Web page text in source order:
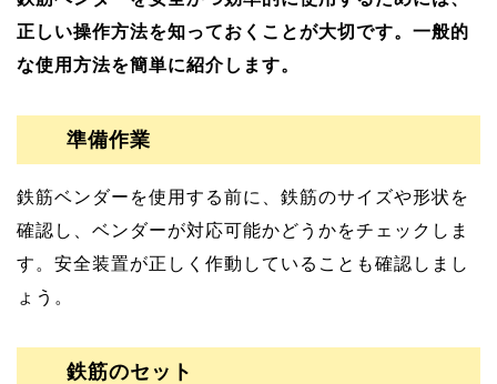
正しい操作方法を知っておくことが大切です。一般的
な使用方法を簡単に紹介します。
準備作業
鉄筋ベンダーを使用する前に、鉄筋のサイズや形状を
確認し、ベンダーが対応可能かどうかをチェックしま
す。安全装置が正しく作動していることも確認しまし
ょう。
鉄筋のセット